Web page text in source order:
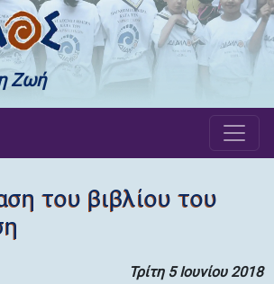
Ζωή
του βιβλίου του
Τρίτη 5 Ιουνίου 2018